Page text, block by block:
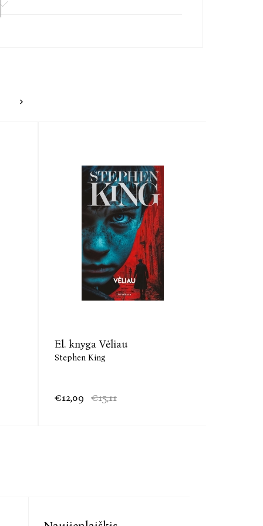
El. knyga Vėliau
Stephen King
€12,09 €15,11